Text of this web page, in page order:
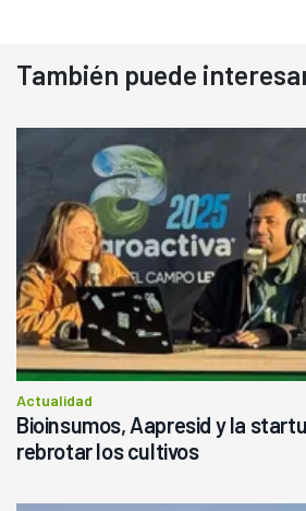
También puede
Actualidad
Bioinsumos, Aapresid y la
rebrotar los cultivos